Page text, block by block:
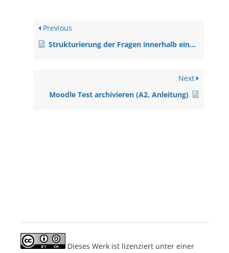
Previous
Strukturierung der Fragen innerhalb eines Moodle Tests (A2, Anleitung)
Next
Moodle Test archivieren (A2, Anleitung)
Dieses Werk ist lizenziert unter einer